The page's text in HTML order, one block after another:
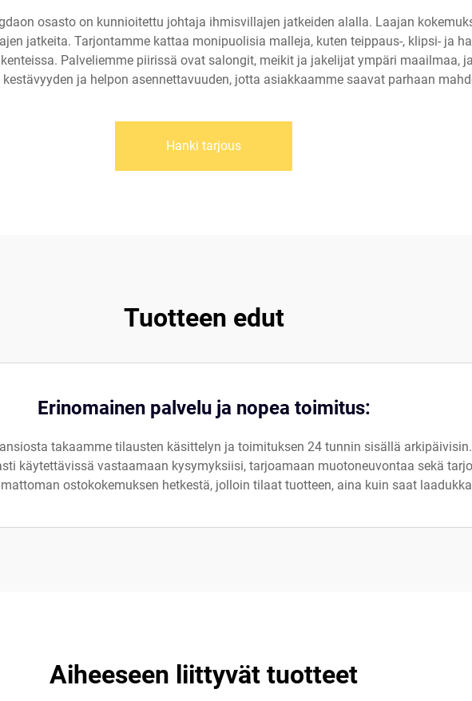
osasto on kunnioitettu johtaja ihmisvillajen jatkeiden alalla. Laajan
jatkeita. Tarjontamme kattaa monipuolisia malleja, kuten teippaus-, klipsi- ja
Palveliemme piirissä ovat salongit, meikit ja jakelijat ympäri maailmaa,
ja helpon asennettavuuden, jotta asiakkaamme saavat parhaan
Hanki tarjous
Tuotteen edut
Erinomainen palvelu ja nopea toimitus:
takaamme tilausten käsittelyn ja toimituksen 24 tunnin sisällä
käytettävissä vastaamaan kysymyksiisi, tarjoamaan muotoneuvontaa sekä
ostokokemuksen hetkestä, jolloin tilaat tuotteen, aina kuin saat
Aiheeseen liittyvät tuotteet